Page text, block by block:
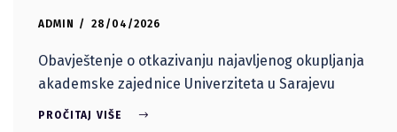
ADMIN 28/04/2026
Obavještenje o otkazivanju najavljenog okupljanja
akademske zajednice Univerziteta u Sarajevu
PROČITAJ VIŠE